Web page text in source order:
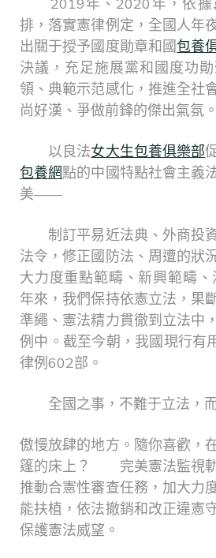
排，落實憲律例定，全國人年
出關于授予國度勛章和國包養
決議，充足施展黨和國度功
領、典範示范感化，推進全社
尚好漢、爭做前鋒的傑出氣氛。
以良法女大生包養俱樂部
包養網點的中國特點社會主義
美——
制訂平易近法典、外商投
法令，修正國防法、周遭的狀
大力度重點範疇、新興範疇
年來，我們保持依憲立法，果
準繩、憲法精力貫徹到立法中
例中。截至今朝，我國現行有
律例602部。
全國之事，不難于立法，而
傲慢放肆的地方。隨你喜歡，
篷的床上？ 完美憲法監視軌
推動合憲性審查任務，加大力
能扶植，依法撤銷和改正違憲
保護憲法威望。